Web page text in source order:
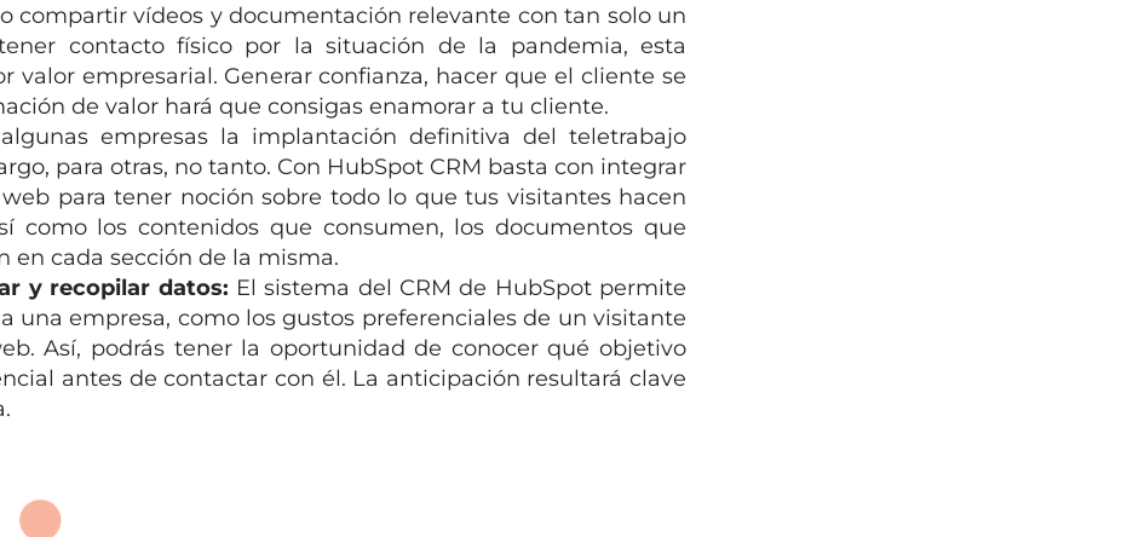
compartir vídeos y documentación relevante con tan solo un
contacto físico por la situación de la pandemia, esta
empresarial. Generar confianza, hacer que el cliente se
de valor hará que consigas enamorar a tu cliente.
empresas la implantación definitiva del teletrabajo
para otras, no tanto. Con HubSpot CRM basta con integrar
para tener noción sobre todo lo que tus visitantes hacen
como los contenidos que consumen, los documentos que
en cada sección de la misma.
y recopilar datos: El sistema del CRM de HubSpot permite
una empresa, como los gustos preferenciales de un visitante
Así, podrás tener la oportunidad de conocer qué objetivo
antes de contactar con él. La anticipación resultará clave